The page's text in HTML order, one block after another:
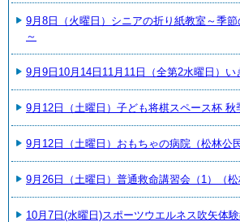
9月8日（火曜日）シニアの折り紙教室～季
～
9月9日10月14日11月11日（全第2水曜日）
9月12日（土曜日）子ども将棋スペース杯 秋
9月12日（土曜日）おもちゃの病院（松林公民
9月26日（土曜日）普通救命講習会（1）（松
10月7日(水曜日)スポーツウエルネス吹矢体験